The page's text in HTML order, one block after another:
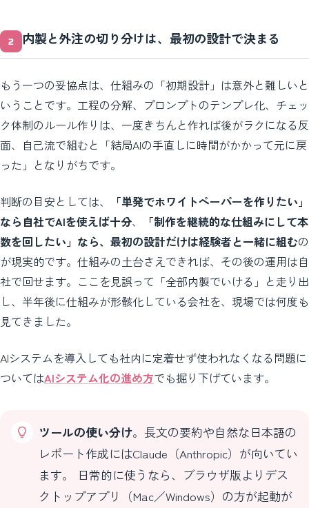
内製と外注の切り分けは、最初の設計で決まる
もう一つの妥協点は、仕組みの「初期設計」は意外と難しいと
いうことです。工程の分解、プロンプトのテンプレ化、チェッ
ク体制のルール作りは、一度きちんと作れば後がラクになる反
面、自己流で組むと「結局AIの手直しに時間がかかって元に戻
った」となりがちです。
判断の目安としては、
「単発でホワイトペーパーを作りたい」
なら自社でAIを使えば十分、
「制作を継続的な仕組みにして本
数を回したい」なら、最初の設計だけは経験者と一緒に組むの
が現実的です。仕組みの土台さえできれば、その後の運用は自
社で回せます。ここを見誤って「全部内製でいける」と走り出
し、半年後に仕組みが形骸化している会社を、現場では何度も
見てきました。
AIシステムを導入しても社内に定着せず使われなくなる問題に
ついてはAIシステム化の進め方でも掘り下げています。
ツールの使い分け。長文の要約や自然な日本語の
レポート作成にはClaude（Anthropic）が向いてい
ます。 日常的に使うなら、ブラウザ版よりデス
クトップアプリ（Mac／Windows）の方が起動が